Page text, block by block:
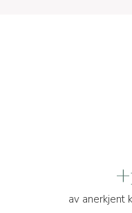
av anerkjent